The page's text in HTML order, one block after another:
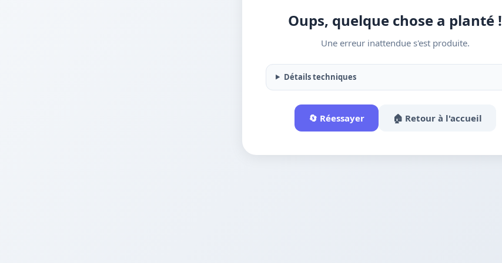
Oups, quelque chose a planté !
Une erreur inattendue s'est produite.
Détails techniques
🔄 Réessayer 🏠 Retour à l'accueil